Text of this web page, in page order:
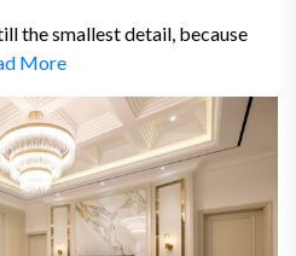
the smallest detail, because
More